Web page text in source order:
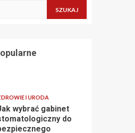
I URODA
wybrać gabinet
do